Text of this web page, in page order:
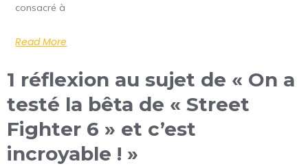
consacré à
Read More
1 réflexion au sujet de « On a
testé la bêta de « Street
Fighter 6 » et c’est
incroyable ! »